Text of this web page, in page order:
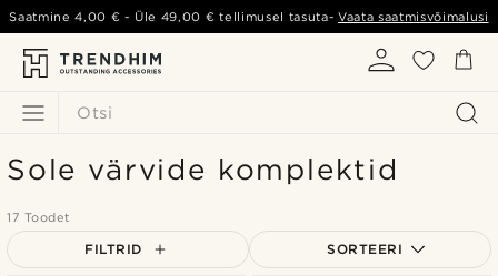
Otsi
Saatmine4,00 € - Üle 49,00 € tellimusel tasuta-Vaata saatmisvõimalusi
Sole värvide komplektid
17 Toodet
FILTRID SORTEERI